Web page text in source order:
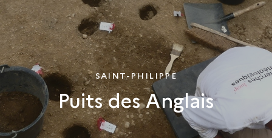
DE
LA
COLLECTION
SAINT-PHILIPPE
Puits des Anglais